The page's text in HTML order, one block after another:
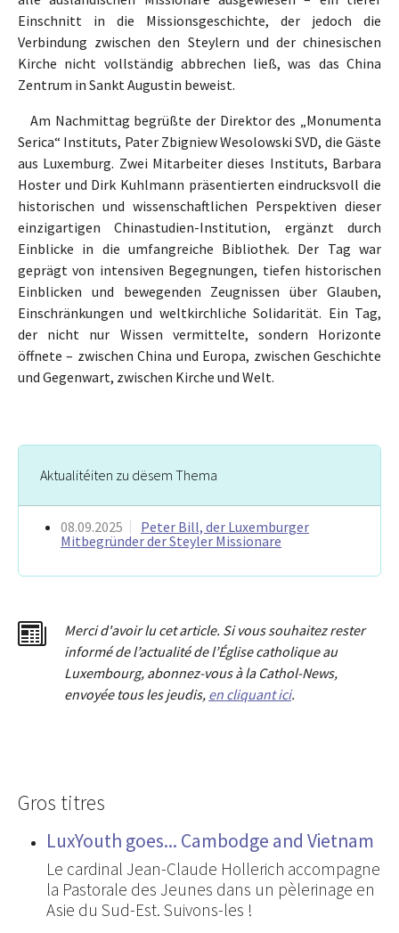
Einschnitt in die Missionsgeschichte, der jedoch die
Verbindung zwischen den Steylern und der chinesischen
Kirche nicht vollständig abbrechen ließ, was das China
Zentrum in Sankt Augustin beweist.
Am Nachmittag begrüßte der Direktor des „Monumenta
Serica“ Instituts, Pater Zbigniew Wesolowski SVD, die Gäste
aus Luxemburg. Zwei Mitarbeiter dieses Instituts, Barbara
Hoster und Dirk Kuhlmann präsentierten eindrucksvoll die
historischen und wissenschaftlichen Perspektiven dieser
einzigartigen Chinastudien-Institution, ergänzt durch
Einblicke in die umfangreiche Bibliothek. Der Tag war
geprägt von intensiven Begegnungen, tiefen historischen
Einblicken und bewegenden Zeugnissen über Glauben,
Einschränkungen und weltkirchliche Solidarität. Ein Tag,
der nicht nur Wissen vermittelte, sondern Horizonte
öffnete – zwischen China und Europa, zwischen Geschichte
und Gegenwart, zwischen Kirche und Welt.
Aktualitéiten zu dësem Thema
08.09.2025
Peter Bill, der Luxemburger
Mitbegründer der Steyler Missionare
Merci d'avoir lu cet article. Si vous souhaitez rester
informé de l’actualité de l’Église catholique au
Luxembourg, abonnez-vous à la Cathol-News,
envoyée tous les jeudis, en cliquant ici.
Gros titres
LuxYouth goes... Cambodge and Vietnam
Le cardinal Jean-Claude Hollerich accompagne
la Pastorale des Jeunes dans un pèlerinage en
Asie du Sud-Est. Suivons-les !